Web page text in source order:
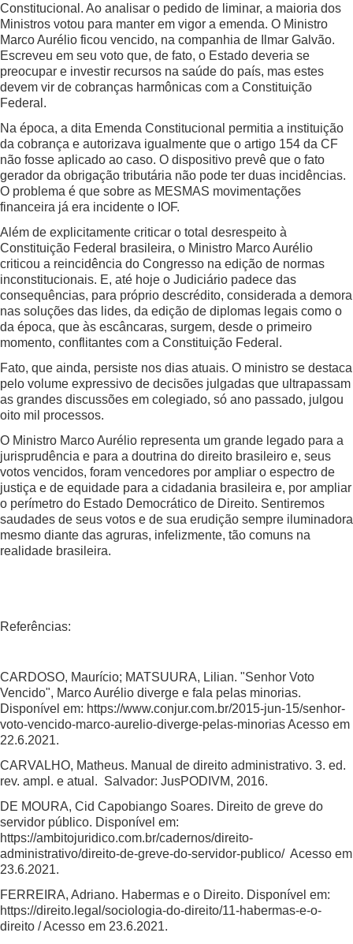
Constitucional. Ao analisar o pedido de liminar, a maioria dos
Ministros votou para manter em vigor a emenda. O Ministro
Marco Aurélio ficou vencido, na companhia de Ilmar Galvão.
Escreveu em seu voto que, de fato, o Estado deveria se
preocupar e investir recursos na saúde do país, mas estes
devem vir de cobranças harmônicas com a Constituição
Federal.
Na época, a dita Emenda Constitucional permitia a instituição
da cobrança e autorizava igualmente que o artigo 154 da CF
não fosse aplicado ao caso. O dispositivo prevê que o fato
gerador da obrigação tributária não pode ter duas incidências.
O problema é que sobre as MESMAS movimentações
financeira já era incidente o IOF.
Além de explicitamente criticar o total desrespeito à
Constituição Federal brasileira, o Ministro Marco Aurélio
criticou a reincidência do Congresso na edição de normas
inconstitucionais. E, até hoje o Judiciário padece das
consequências, para próprio descrédito, considerada a demora
nas soluções das lides, da edição de diplomas legais como o
da época, que às escâncaras, surgem, desde o primeiro
momento, conflitantes com a Constituição Federal.
Fato, que ainda, persiste nos dias atuais. O ministro se destaca
pelo volume expressivo de decisões julgadas que ultrapassam
as grandes discussões em colegiado, só ano passado, julgou
oito mil processos.
O Ministro Marco Aurélio representa um grande legado para a
jurisprudência e para a doutrina do direito brasileiro e, seus
votos vencidos, foram vencedores por ampliar o espectro de
justiça e de equidade para a cidadania brasileira e, por ampliar
o perímetro do Estado Democrático de Direito. Sentiremos
saudades de seus votos e de sua erudição sempre iluminadora
mesmo diante das agruras, infelizmente, tão comuns na
realidade brasileira.
Referências:
CARDOSO, Maurício; MATSUURA, Lilian. "Senhor Voto
Vencido", Marco Aurélio diverge e fala pelas minorias.
Disponível em: https://www.conjur.com.br/2015-jun-15/senhor-
voto-vencido-marco-aurelio-diverge-pelas-minorias Acesso em
22.6.2021.
CARVALHO, Matheus. Manual de direito administrativo. 3. ed.
rev. ampl. e atual. Salvador: JusPODIVM, 2016.
DE MOURA, Cid Capobiango Soares. Direito de greve do
servidor público. Disponível em:
https://ambitojuridico.com.br/cadernos/direito-
administrativo/direito-de-greve-do-servidor-publico/Acesso em
23.6.2021.
FERREIRA, Adriano. Habermas e o Direito. Disponível em:
https://direito.legal/sociologia-do-direito/11-habermas-e-o-
direito / Acesso em 23.6.2021.